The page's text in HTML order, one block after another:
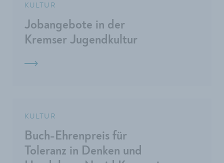
KULTUR
Jobangebote in der
Kremser Jugendkultur
KULTUR
Buch-Ehrenpreis für
Toleranz in Denken und